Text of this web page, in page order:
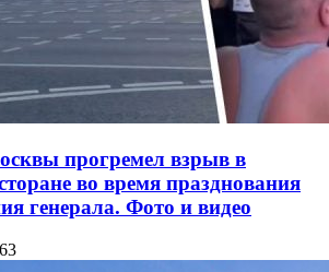
прогремел взрыв в
во время празднования
генерала. Фото и видео